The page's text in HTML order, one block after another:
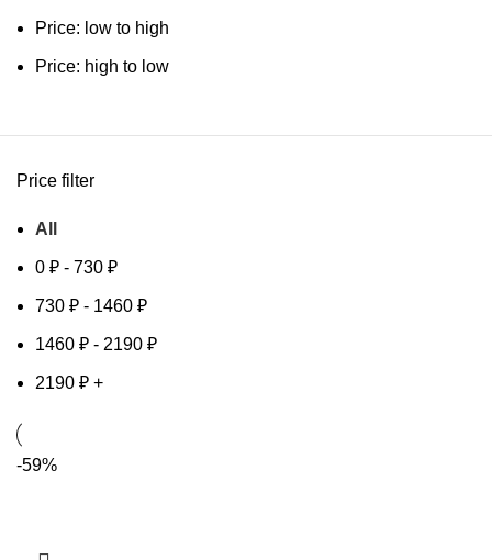
Price: low to high
Price: high to low
Price filter
All
0 ₽ - 730 ₽
730 ₽ - 1460 ₽
1460 ₽ - 2190 ₽
2190 ₽ +
-59%